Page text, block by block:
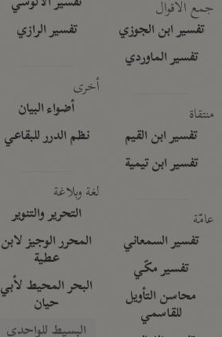
جمع الأقوال
تفسير ابن الجوزي
تفسير الماوردي
منتقاة
تفسير ابن القيم
تفسير ابن تيمية
عامّة
تفسير السمعاني
تفسير مكّي
محاسن التأويل
للقاسمي
تفسير الرازي
أخرى
أضواء البيان
نظم الدرر للبقاعي
لغة وبلاغة
التحرير والتنوير
المحرر الوجيز لابن
عطية
البحر المحيط لأبي
حيان
البسيط للواحدي